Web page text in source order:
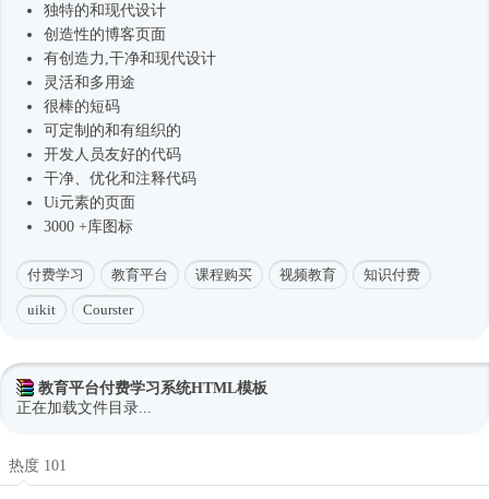
独特的和现代设计
创造性的博客页面
有创造力,干净和现代设计
灵活和多用途
很棒的短码
可定制的和有组织的
开发人员友好的代码
干净、优化和注释代码
Ui元素的页面
3000 +库图标
付费学习 教育平台 课程购买 视频教育 知识付费
uikit Courster
教育平台付费学习系统HTML模板
正在加载文件目录...
热度 101